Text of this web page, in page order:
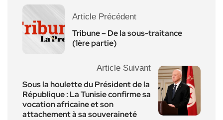
Article Précédent
Tribune – De la sous-traitance
(1ère partie)
Article Suivant
Sous la houlette du Président de la
République : La Tunisie confirme sa
vocation africaine et son
attachement à sa souveraineté